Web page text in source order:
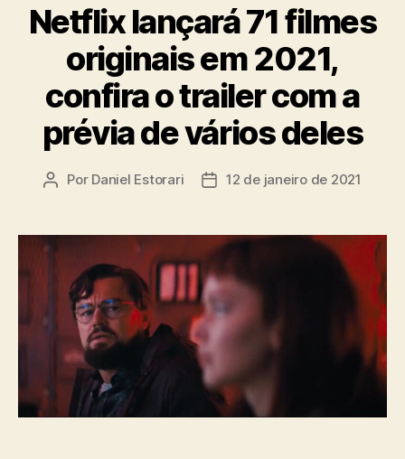
Netflix lançará 71 filmes
originais em 2021,
confira o trailer com a
prévia de vários deles
Autor
Por Daniel Estorari
Data12 de janeiro de 2021